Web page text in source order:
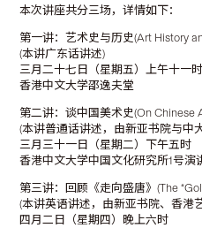
本次讲座共分三场，详情如下：
第一讲：艺术史与历史(Art History
(本讲广东话讲述)
三月二十七日（星期五）上午十一
香港中文大学邵逸夫堂
第二讲：谈中国美术史(On Chinese
(本讲普通话讲述，由新亚书院与中
三月三十一日（星期二）下午五时
香港中文大学中国文化研究所1号演
第三讲：回顾《走向盛唐》(The
(本讲英语讲述，由新亚书院、香港
四月二日（星期四）晚上六时